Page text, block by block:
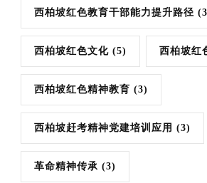
西柏坡红色教育干部能力提升路径
西柏坡红色文化 (5) 西柏坡红
西柏坡红色精神教育 (3)
西柏坡赶考精神党建培训应用 (3)
革命精神传承 (3)